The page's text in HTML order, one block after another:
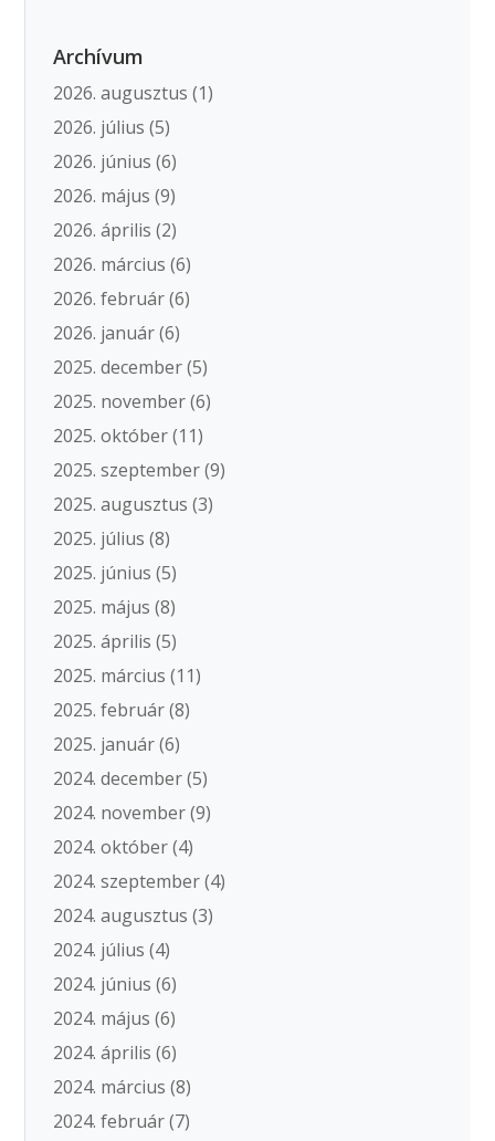
Archívum
2026. augusztus (1)
2026. július (5)
2026. június (6)
2026. május (9)
2026. április (2)
2026. március (6)
2026. február(6)
2026. január(6)
2025. december(5)
2025. november(6)
2025. október(11)
2025. szeptember(9)
2025. augusztus (3)
2025. július (8)
2025. június (5)
2025. május (8)
2025. április (5)
2025. március (11)
2025. február(8)
2025. január(6)
2024. december(5)
2024. november(9)
2024. október(4)
2024. szeptember(4)
2024. augusztus (3)
2024. július (4)
2024. június (6)
2024. május (6)
2024. április (6)
2024. március (8)
2024. február(7)